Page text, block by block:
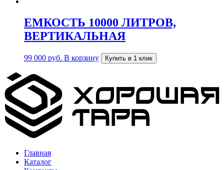
ЕМКОСТЬ 10000 ЛИТРОВ,
ВЕРТИКАЛЬНАЯ
99 000 руб. В корзину Купить в 1 клик
Главная
Каталог